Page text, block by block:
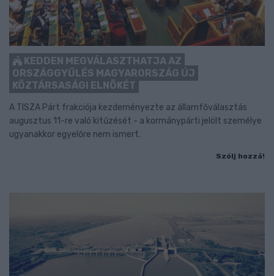
KEDDEN MEGVÁLASZTHATJA AZ
ORSZÁGGYŰLÉS MAGYARORSZÁG ÚJ
KÖZTÁRSASÁGI ELNÖKÉT
A TISZA Párt frakciója kezdeményezte az államfőválasztás
augusztus 11-re való kitűzését - a kormánypárti jelölt személye
ugyanakkor egyelőre nem ismert.
Szólj hozzá!